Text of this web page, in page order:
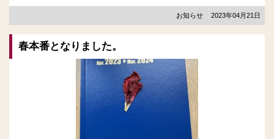
お知らせ 2023年04月21日
春本番となりました。